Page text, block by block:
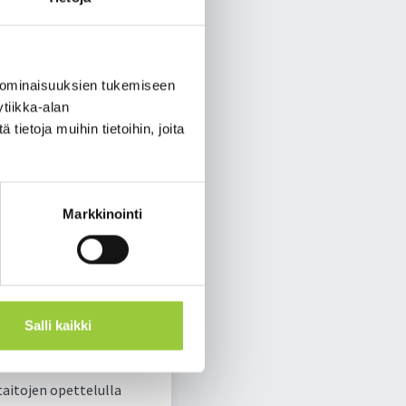
tukemiseen
alan
tietoja muihin tietoihin, joita
Markkinointi
Salli kaikki
kokemukset
rohkenee
Muuksi kuin
hyvin. (LSKL
liian moni lapsi ja
seksuaali- ja
opettelulla